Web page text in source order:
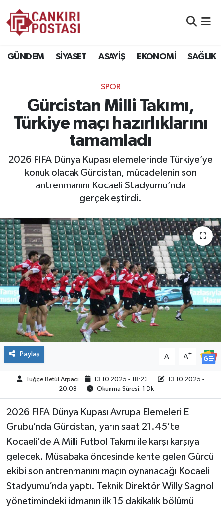
GÜNDEM SİYASET ASAYİŞ EKONOMİ SAĞLIK
SPOR
Gürcistan Milli Takımı,
Türkiye maçı hazırlıklarını
tamamladı
2026 FIFA Dünya Kupası elemelerinde Türkiye’ye
konuk olacak Gürcistan, mücadelenin son
antrenmanını Kocaeli Stadyumu’nda
gerçekleştirdi.
Paylaş A- A+
Tuğçe Betül Arpacı 13.10.2025 - 18:23
13.10.2025 -
20:08
Okunma Süresi: 1 Dk
2026 FIFA Dünya Kupası Avrupa Elemeleri E
Grubu’nda Gürcistan, yarın saat 21.45’te
Kocaeli’de A Milli Futbol Takımı ile karşı karşıya
gelecek. Müsabaka öncesinde kente gelen Gürcü
ekibi son antrenmanını maçın oynanacağı Kocaeli
Stadyumu’nda yaptı. Teknik Direktör Willy Sagnol
yönetimindeki idmanın ilk 15 dakikalık bölümü
EKONOMİ
SPOR
EĞİTİM
ÇEVRE
İLÇELER
RESMİ İLANLAR
KÜLTÜR
TURİZM
MAGAZİN
BİLİM&TEKNOLOJİ
BÖLGE
TÜRKİYE
DÜNYA
Trafik Durumu
Süper Lig Puan Durumu ve Fikstür
Tüm Manşetler
Son Dakika Haberleri